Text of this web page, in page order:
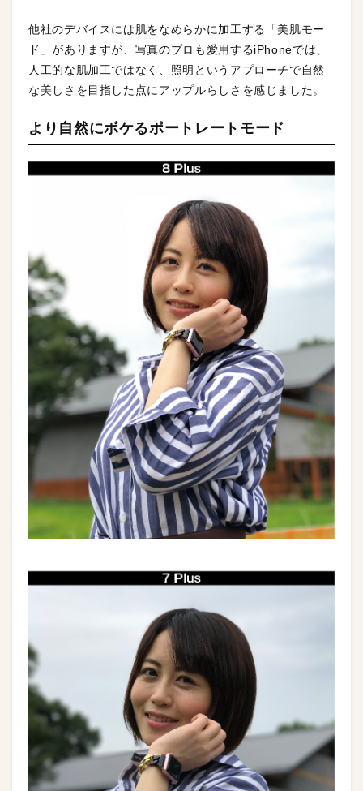
他社のデバイスには肌をなめらかに加工する「美肌モー
ド」がありますが、写真のプロも愛用するiPhoneでは、
人工的な肌加工ではなく、照明というアプローチで自然
な美しさを目指した点にアップルらしさを感じました。
より自然にボケるポートレートモード